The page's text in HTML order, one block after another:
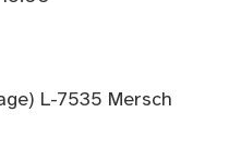
L-7535 Mersch